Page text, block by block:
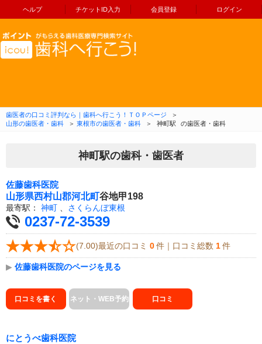
ヘルプ チケットID入力 会員登録 ログイン
コンテンツへ移動
歯医者の口コミ評判なら｜歯科へ行こう！ＴＯＰページ
＞
山形の歯医者・歯科
＞ 東根市の歯医者・歯科 ＞ 神町駅 の歯医者・歯科
神町駅の歯科・歯医者
佐藤歯科医院
山形県西村山郡河北町谷地甲198
最寄駅： 神町 さくらんぼ東根
0237-72-3539
(7.00)最近の口コミ 0 件｜口コミ総数 1 件
▶ 佐藤歯科医院のページを見る
口コミを書く ネット・WEB予約 口コミ
にとうべ歯科医院